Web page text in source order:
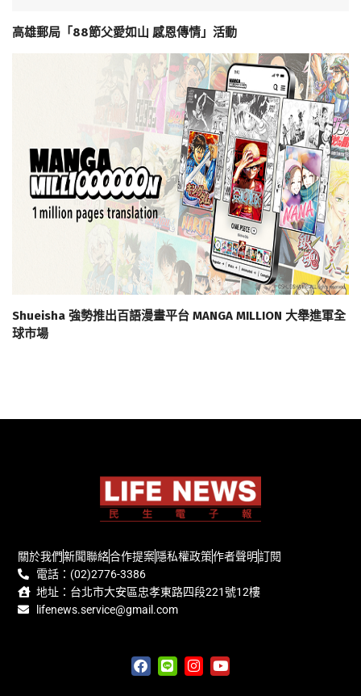
高雄郵局「88節父愛如山 感恩傳情」活動
Shueisha 強勢推出百語漫畫平台 MANGA MILLION 大舉進軍全
球市場
關於我們新聞聯絡合作提案隱私權政策作者聲明訂閱
電話：(02)2776-3386
地址：台北市大安區忠孝東路四段221號12樓
lifenews.service@gmail.com